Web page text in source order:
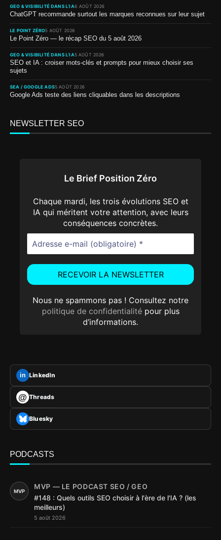
GEO & VISIBILITÉ DANS L’IA6 AOÛT 2026
ChatGPT recommande surtout les marques reconnues sur leur sujet
LE POINT ZÉRO5 AOÛT 2026
Le Point Zéro — le récap SEO du 5 août 2026
GEO & VISIBILITÉ DANS L’IA5 AOÛT 2026
SEO et IA : croiser mots-clés et prompts pour mieux choisir ses
sujets
SEA / GOOGLE ADS5 AOÛT 2026
Google Ads teste des liens cliquables dans les descriptions
NEWSLETTER SEO
Le Brief Position Zéro
Chaque mardi, les trois évolutions SEO et
IA qui méritent votre attention, avec leurs
conséquences concrètes.
Nous ne spammons pas ! Consultez notre
politique de confidentialitépour plus
d’informations.
in LinkedIn
@ Threads
Bluesky
PODCASTS
MVP
MVP — LE PODCAST SEO / GEO
#148 : Quels outils SEO choisir à l'ère de l'IA ? (les
meilleurs)
5 août 2026